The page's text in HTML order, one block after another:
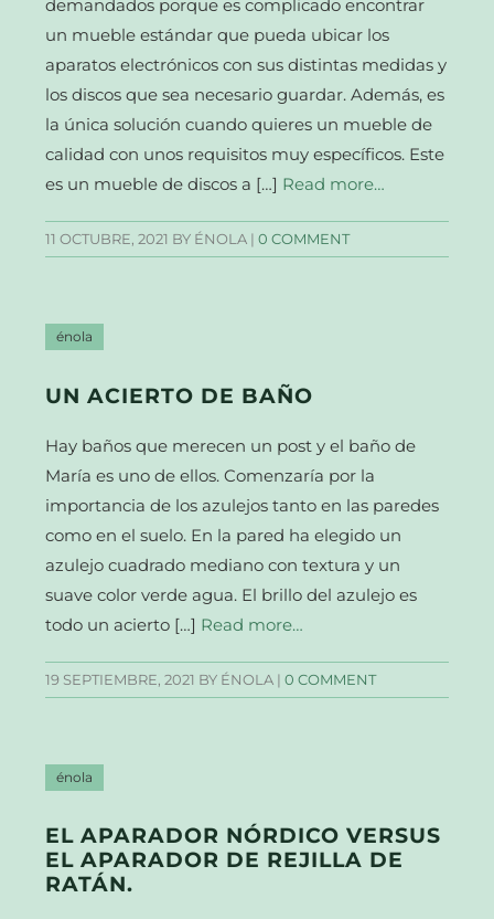
demandados porque es complicado encontrar
un mueble estándar que pueda ubicar los
aparatos electrónicos con sus distintas medidas y
los discos que sea necesario guardar. Además, es
la única solución cuando quieres un mueble de
calidad con unos requisitos muy específicos. Este
es un mueble de discos a […] Read more…
11 OCTUBRE, 2021 BY ÉNOLA |0 COMMENT
énola
UN ACIERTO DE BAÑO
Hay baños que merecen un post y el baño de
María es uno de ellos. Comenzaría por la
importancia de los azulejos tanto en las paredes
como en el suelo. En la pared ha elegido un
azulejo cuadrado mediano con textura y un
suave color verde agua. El brillo del azulejo es
todo un acierto […] Read more…
19 SEPTIEMBRE, 2021 BY ÉNOLA |0 COMMENT
énola
EL APARADOR NÓRDICO VERSUS
EL APARADOR DE REJILLA DE
RATÁN.